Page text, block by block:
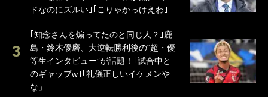
ドなのにズルい｣｢こりゃかっけえわ｣
｢知念さんを煽ってたのと同じ人？｣鹿
島・鈴木優磨、大逆転勝利後の“超・優
等生インタビュー”が話題！｢試合中と
のギャップw｣｢礼儀正しいイケメンや
な」